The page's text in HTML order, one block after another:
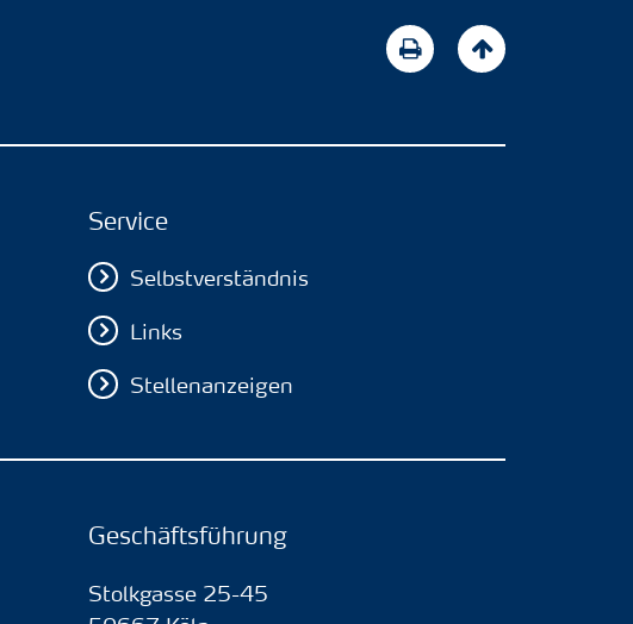
Service
Selbstverständnis
Links
Stellenanzeigen
Geschäftsführung
Stolkgasse 25-45